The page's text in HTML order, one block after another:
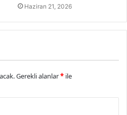
Haziran 21, 2026
Gerekli alanlar* ile